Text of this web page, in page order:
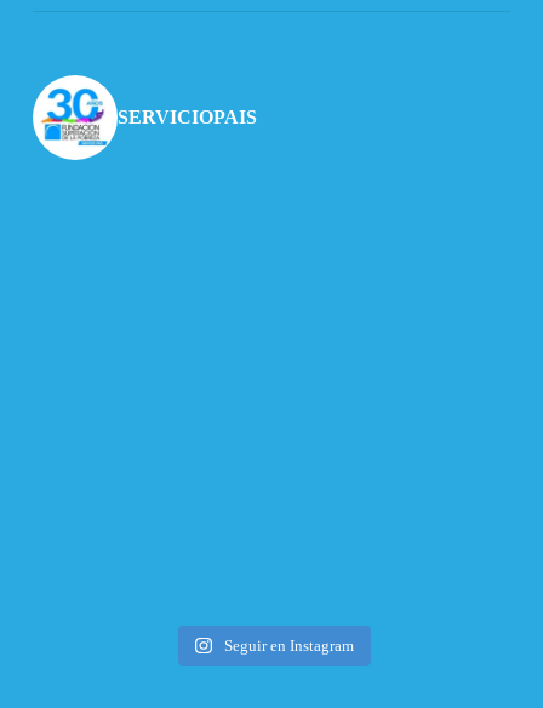
SERVICIOPAIS
Seguir en Instagram